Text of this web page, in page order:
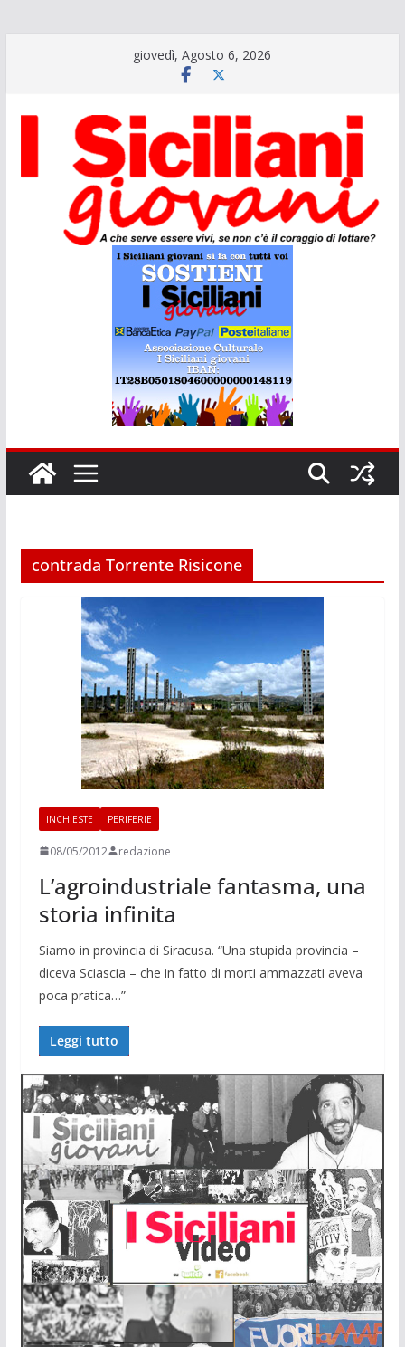
giovedì, Agosto 6, 2026
contrada Torrente Risicone
INCHIESTE PERIFERIE
08/05/2012 redazione
L’agroindustriale fantasma, una
storia infinita
Siamo in provincia di Si­racusa. “Una stu­pida provincia –
diceva Sciascia – che in fatto di morti ammazzati aveva
poca pratica…”
Leggi tutto